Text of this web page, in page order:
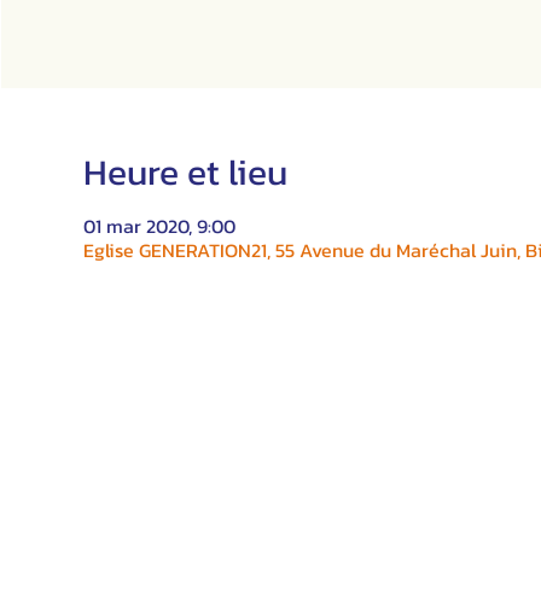
Heure et lieu
01 mar 2020, 9:00
Eglise GENERATION21, 55 Avenue du Maréchal Juin,